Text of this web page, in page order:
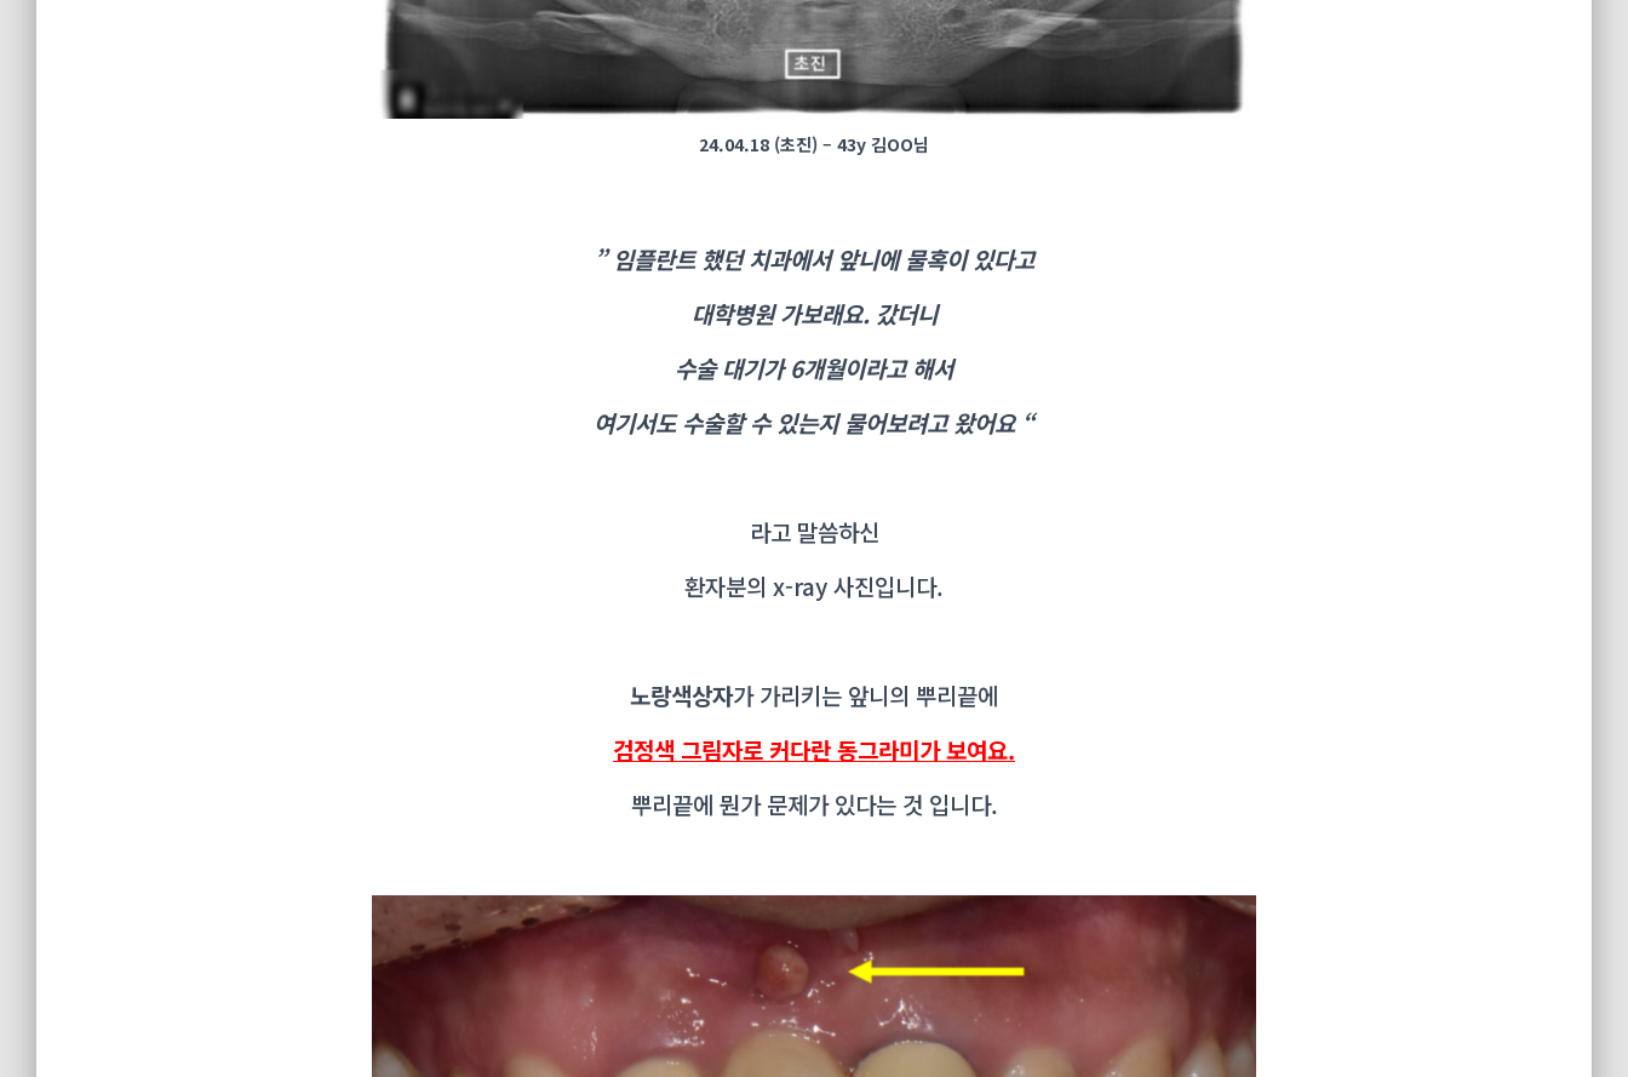
24.04.18 (초진) – 43y 김OO님
” 임플란트 했던 치과에서 앞니에 물혹이 있다고
대학병원 가보래요. 갔더니
수술 대기가 6개월이라고 해서
여기서도 수술할 수 있는지 물어보려고 왔어요 “
라고 말씀하신
환자분의 x-ray 사진입니다.
노랑색상자가 가리키는 앞니의 뿌리끝에
검정색 그림자로 커다란 동그라미가 보여요.
뿌리끝에 뭔가 문제가 있다는 것 입니다.